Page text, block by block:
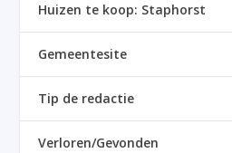
Huizen te koop: Staphorst
Gemeentesite
Tip de redactie
Verloren/Gevonden